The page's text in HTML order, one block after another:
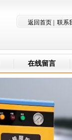
返回首页| 联系
在线留言